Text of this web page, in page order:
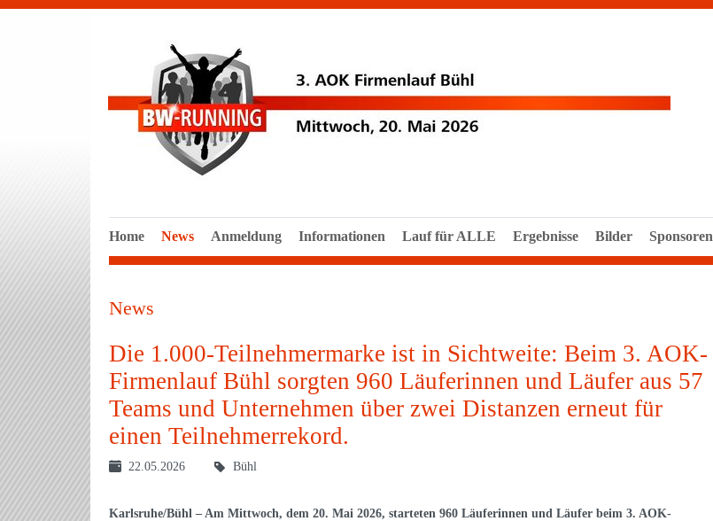
Home News Anmeldung Informationen Lauf für ALLE Ergebnisse Bilder Sponsoren
News
Die 1.000-Teilnehmermarke ist in Sichtweite: Beim 3. AOK-
Firmenlauf Bühl sorgten 960 Läuferinnen und Läufer aus 57
Teams und Unternehmen über zwei Distanzen erneut für
einen Teilnehmerrekord.
22.05.2026 Bühl
Karlsruhe/Bühl – Am Mittwoch, dem 20. Mai 2026, starteten 960 Läuferinnen und Läufer beim 3. AOK-